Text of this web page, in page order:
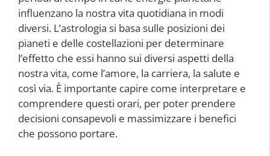
influenzano la nostra vita quotidiana in modi
diversi. L’astrologia si basa sulle posizioni dei
pianeti e delle costellazioni per determinare
l’effetto che essi hanno sui diversi aspetti della
nostra vita, come l’amore, la carriera, la salute e
così via. È importante capire come interpretare e
comprendere questi orari, per poter prendere
decisioni consapevoli e massimizzare i benefici
che possono portare.